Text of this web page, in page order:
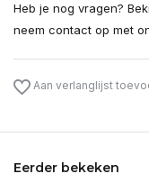
Heb je nog vragen?
neem contact op met
Aan verlanglijst
Eerder bekeken